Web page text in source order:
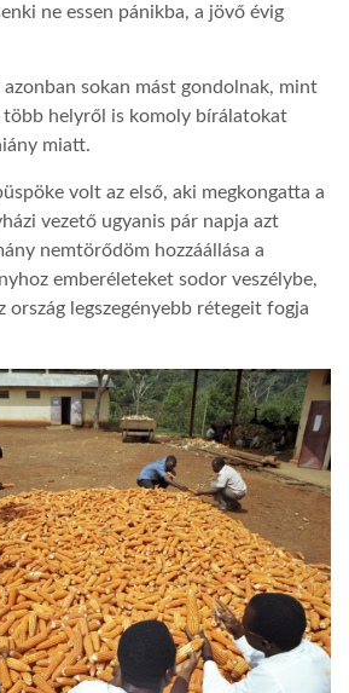
ne essen pánikba, a jövő évig
sokan mást gondolnak, mint
helyről is komoly bírálatokat
miatt.
volt az első, aki megkongatta a
vezető ugyanis pár napja azt
nemtörődöm hozzáállása a
emberéleteket sodor veszélybe,
ország legszegényebb rétegeit fogja